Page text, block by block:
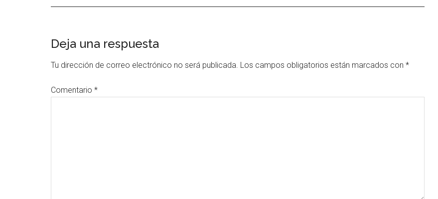
Interacciones
con
lectores
Deja una respuesta
Tu dirección de correo electrónico no será publicada. Los campos obligatorios están marcados con *
Comentario *